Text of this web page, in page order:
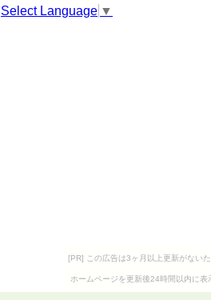
Select Language ▼
[PR] この広告は3ヶ月以上更新がないた
ホームページを更新後24時間以内に表